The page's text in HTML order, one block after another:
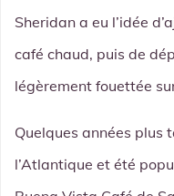
Sheridan a eu l’idée
café chaud, puis de
légèrement fouettée
Quelques années plus
l’Atlantique et été